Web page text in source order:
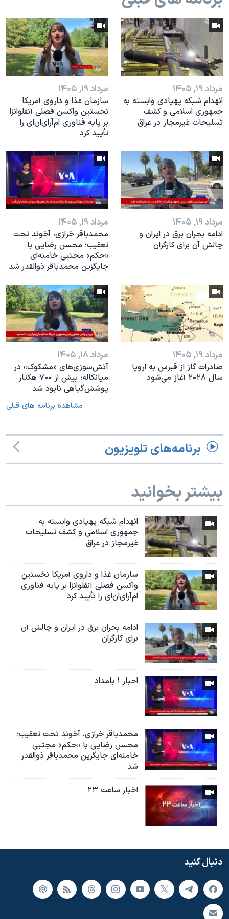
نرگس محمدی برنده جایزه نوبل صلح
همایش محافظه‌کاران آمریکا «سی‌پک»
صفحه‌های ویژه
سفر پرزیدنت ترامپ به چین
مرداد ۱۹, ۱۴۰۵
انهدام شبکه پهپادی وابسته به
جمهوری اسلامی و کشف
تسلیحات غیرمجاز در عراق
مرداد ۱۹, ۱۴۰۵
سازمان غذا و داروی آمریکا
نخستین واکسن فصلی آنفلوانزا
بر پایه فناوری ام‌آر‌ای‌ان‌ای را
تأیید کرد
مرداد ۱۹, ۱۴۰۵
ادامه بحران برق در ایران و
چالش آن برای کارگران
مرداد ۱۹, ۱۴۰۵
محمدباقر خرازی، آخوند تحت
تعقیب؛ محسن رضایی با
«حکم» مجتبی خامنه‌ای
جایگزین محمدباقر ذوالقدر شد
مرداد ۱۹, ۱۴۰۵
صادرات گاز از قبرس به اروپا
سال ۲۰۲۸ آغاز می‌شود
مرداد ۱۸, ۱۴۰۵
آتش‌سوزی‌های «مشکوک» در
میانکاله؛ بیش از ۷۰۰ هکتار
پوشش‌گیاهی نابود شد
مشاهده برنامه های قبلی
برنامه‌های تلویزیون
بیشتر بخوانید
انهدام شبکه پهپادی وابسته به
جمهوری اسلامی و کشف تسلیحات
غیرمجاز در عراق
سازمان غذا و داروی آمریکا نخستین
واکسن فصلی آنفلوانزا بر پایه فناوری
ام‌آر‌ای‌ان‌ای را تأیید کرد
ادامه بحران برق در ایران و چالش آن
برای کارگران
اخبار ۱ بامداد
محمدباقر خرازی، آخوند تحت تعقیب؛
محسن رضایی با «حکم» مجتبی
خامنه‌ای جایگزین محمدباقر ذوالقدر
شد
اخبار ساعت ۲۳
دنبال کنید